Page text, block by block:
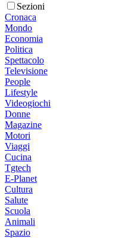
Sezioni
Cronaca
Mondo
Economia
Politica
Spettacolo
Televisione
People
Lifestyle
Videogiochi
Donne
Magazine
Motori
Viaggi
Cucina
Tgtech
E-Planet
Cultura
Salute
Scuola
Animali
Spazio